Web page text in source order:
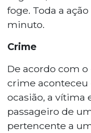
foge. Toda a
minuto.
Crime
De acordo com
crime aconteceu
ocasião, a vítima
passageiro de
pertencente a